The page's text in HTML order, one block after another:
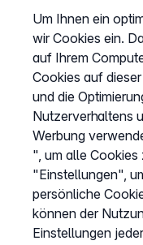
Um Ihnen ein
wir Cookies ein.
auf Ihrem
Cookies auf
und die
Nutzerverhaltens
Werbung
", um alle
"Einstellungen",
persönliche
können der
Einstellungen